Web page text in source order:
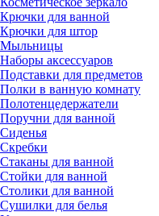
Крючки для ванной
Крючки для штор
Мыльницы
Наборы аксессуаров
Подставки для предметов
Полки в ванную комнату
Полотенцедержатели
Поручни для ванной
Сиденья
Скребки
Стаканы для ванной
Стойки для ванной
Столики для ванной
Сушилки для белья